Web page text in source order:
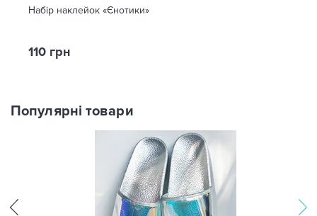
Набір наклейок «Єнотики»
110 грн
Популярні товари